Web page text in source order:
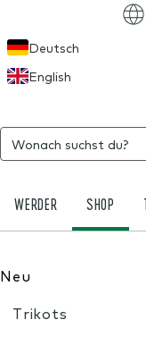
Deutsch
English